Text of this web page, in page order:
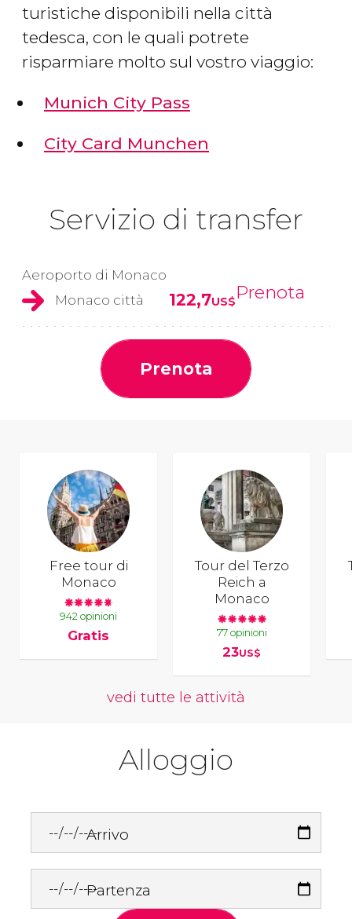
turistiche disponibili nella città
tedesca, con le quali potrete
risparmiare molto sul vostro viaggio:
Munich City Pass
City Card Munchen
Servizio di transfer
Aeroporto di Monaco
Monaco città
122,7US$Prenota
Prenota
Free tour di
Monaco
942 opinioni
Gratis
Tour del Terzo
Reich a
Monaco
77 opinioni
23US$
vedi tutte le attività
Alloggio
Arrivo
Partenza